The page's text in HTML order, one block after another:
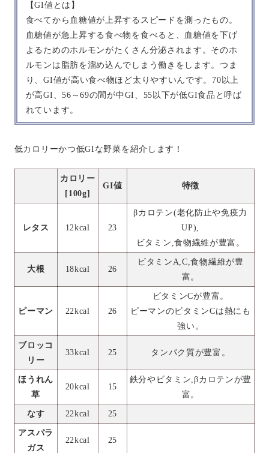
【GI値とは】
食べてから血糖値が上昇するスピードを測ったもの。
血糖値が急上昇する食べ物を食べると、血糖値を下げ
よるためのホルモンがたくさん分泌されます。そのホ
ルモンは脂肪を溜め込んでしまう働きをします。つま
り、GI値が高い食べ物ほど太りやすいんです。70以上
が高GI、56～69の間が中GI、55以下が低GI食品と呼ば
れています。
低カロリーかつ低GIな野菜を紹介します！
カロリー
[100g]
GI値 特徴
レタス 12kcal 23
βカロテン(老化防止や免疫力
UP),
ビタミン,食物繊維が豊富。
大根 18kcal 26
ビタミンA,C,食物繊維が豊
富。
ピーマン 22kcal 26
ビタミンCが豊富。
ピーマンのビタミンCは熱にも
強い。
ブロッコ
リー
33kcal 25 タンパク質が豊富。
ほうれん
草
20kcal 15
鉄分やビタミン,βカロテンが豊
富。
なす 22kcal 25
アスパラ
ガス
22kcal 25